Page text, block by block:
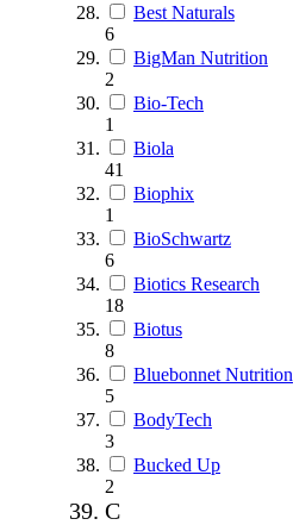
Best Naturals
6
BigMan Nutrition
2
Bio-Tech
1
Biola
41
Biophix
1
BioSchwartz
6
Biotics Research
18
Biotus
8
Bluebonnet Nutrition
5
BodyTech
3
Bucked Up
2
C